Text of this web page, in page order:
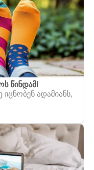
წინდამ!
იცნობენ ადამიანს,